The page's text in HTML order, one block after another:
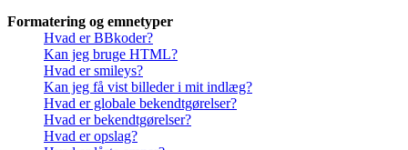
Formatering og emnetyper
Hvad er BBkoder?
Kan jeg bruge HTML?
Hvad er smileys?
Kan jeg få vist billeder i mit indlæg?
Hvad er globale bekendtgørelser?
Hvad er bekendtgørelser?
Hvad er opslag?